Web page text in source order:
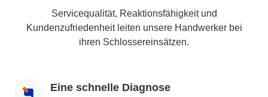
Servicequalität, Reaktionsfähigkeit und
Kundenzufriedenheit leiten unsere Handwerker bei
ihren Schlossereinsätzen.
Eine schnelle Diagnose